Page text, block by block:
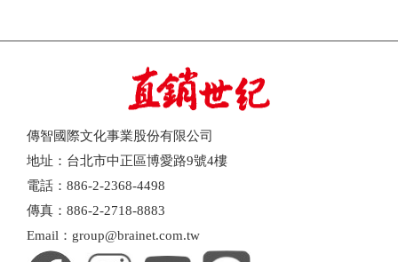
傳智國際文化事業股份有限公司
地址：台北市中正區博愛路9號4樓
電話：886-2-2368-4498
傳真：886-2-2718-8883
Email：group@brainet.com.tw